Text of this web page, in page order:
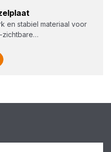
en stabiel materiaal voor
zichtbare…